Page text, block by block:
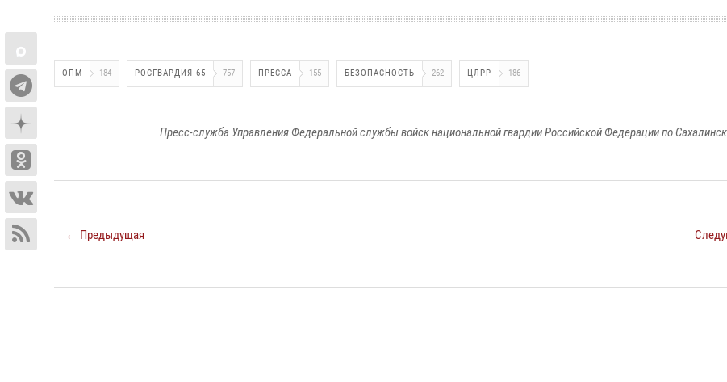
ОПМ 184 РОСГВАРДИЯ 65 757 ПРЕССА 155 БЕЗОПАСНОСТЬ 262 ЦЛРР 186
Пресс-служба Управления Федеральной службы войск национальной гвардии Российской Федерации по
← Предыдущая